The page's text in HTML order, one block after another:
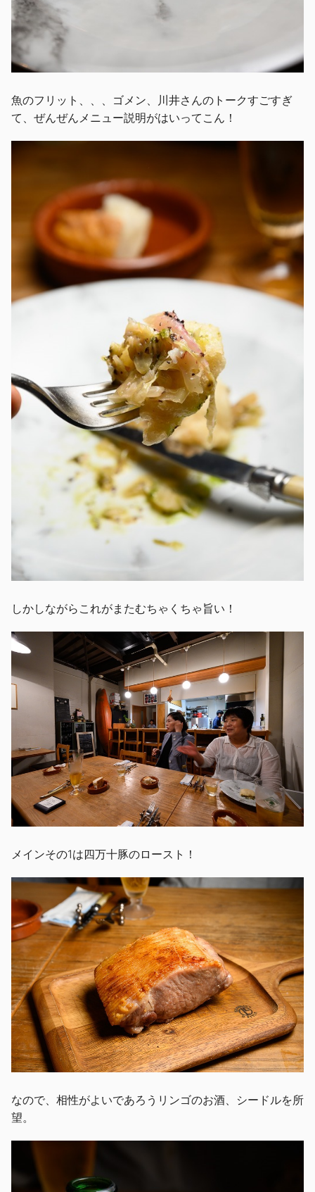
魚のフリット、、、ゴメン、川井さんのトークすごすぎ
て、ぜんぜんメニュー説明がはいってこん！
しかしながらこれがまたむちゃくちゃ旨い！
メインその1は四万十豚のロースト！
なので、相性がよいであろうリンゴのお酒、シードルを所
望。